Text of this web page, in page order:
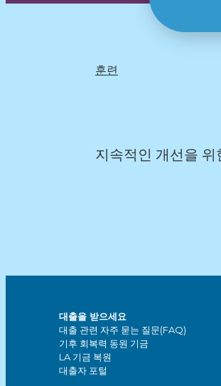
훈련
지속적인 개선을
대출을 받으세요
대출 관련 자주 묻는 질문(FAQ)
기후 회복력 동원 기금
LA 기금 복원
대출자 포털